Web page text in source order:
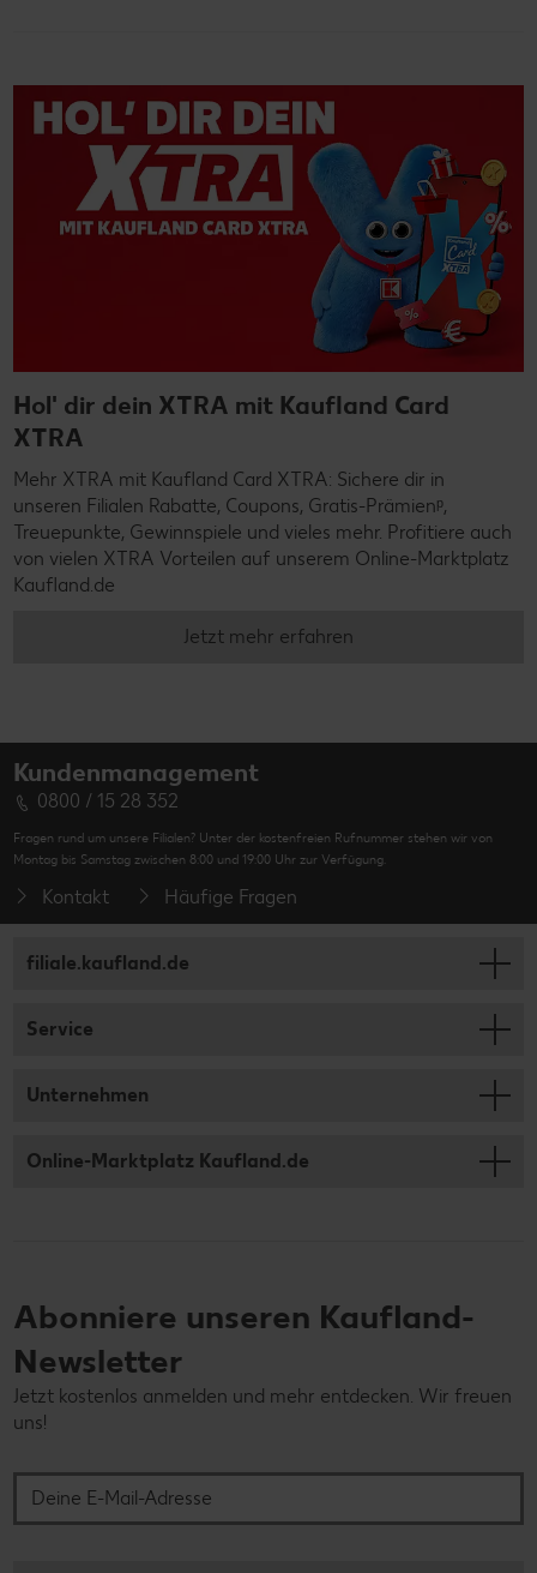
Hol' dir dein XTRA mit Kaufland Card
XTRA
Mehr XTRA mit Kaufland Card XTRA: Sichere dir in
unseren Filialen Rabatte, Coupons, Gratis-Prämienᵖ,
Treuepunkte, Gewinnspiele und vieles mehr. Profitiere auch
von vielen XTRA Vorteilen auf unserem Online-Marktplatz
Kaufland.de
Jetzt mehr erfahren
Kundenmanagement
0800 / 15 28 352
Fragen rund um unsere Filialen? Unter der kostenfreien Rufnummer stehen wir von
Montag bis Samstag zwischen 8:00 und 19:00 Uhr zur Verfügung.
Kontakt Häufige Fragen
filiale.kaufland.de
Service
Unternehmen
Online-Marktplatz Kaufland.de
Abonniere unseren Kaufland-
Newsletter
Jetzt kostenlos anmelden und mehr entdecken. Wir freuen
uns!